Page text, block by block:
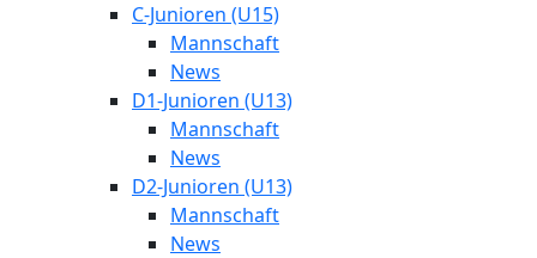
C-Junioren (U15)
Mannschaft
News
D1-Junioren (U13)
Mannschaft
News
D2-Junioren (U13)
Mannschaft
News